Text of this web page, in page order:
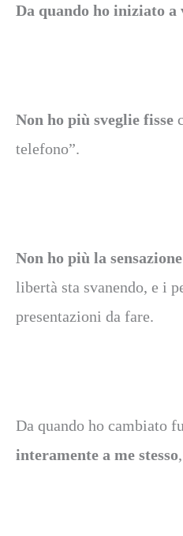
Da quando ho iniziato a
Non ho più sveglie fisse
telefono”.
Non ho più la
libertà sta svanendo, e i
presentazioni da fare.
Da quando ho cambiato
interamente a me stesso